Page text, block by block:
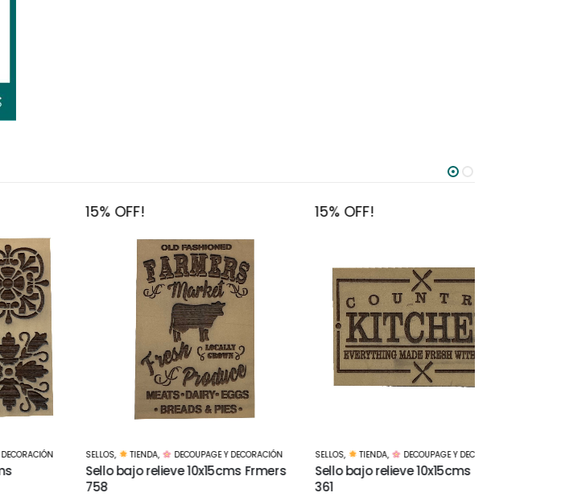
15% OFF!
SELLOS TIENDA, DECOUPAGE Y DECORACIÓN
Sello bajo relieve 10x15cms Frmers
15% OFF!
SELLOS TIENDA, DECOUPAGE Y DECORACIÓN
Sello bajo relieve 10x15cms Kitchen